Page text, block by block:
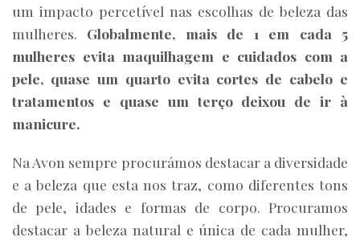
um impacto percetível nas escolhas de beleza das
mulheres. Globalmente, mais de 1 em cada
5
mulheres evita maquilhagem e cuidados com a
pele, quase um quarto evita cortes de cabelo e
tratamentos e quase um terço deixou de ir à
manicure.
Na Avon sempre procurámos destacar a diversidade
e a beleza que esta nos traz, como diferentes tons
de pele, idades e formas de corpo. Procuramos
destacar a beleza natural e única de cada mulher,